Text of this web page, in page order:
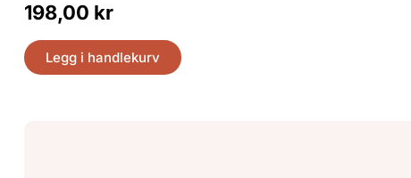
198,00 kr
Legg i handlekurv